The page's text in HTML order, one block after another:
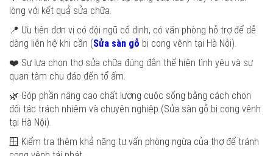
lòng với kết quả sửa chữa.
📍 Ưu tiên đơn vị có đội ngũ cố định, có văn phòng hỗ trợ để dễ
dàng liên hệ khi cần (Sửa sàn gỗ bị cong vênh tại Hà Nội).
❤️ Sự lựa chọn thợ sửa chữa đúng đắn thể hiện tình yêu và sự
quan tâm chu đáo đến tổ ấm.
🌿 Góp phần nâng cao chất lượng cuộc sống bằng cách chọn
đối tác trách nhiệm và chuyên nghiệp (Sửa sàn gỗ bị cong vênh
tại Hà Nội).
🪟 Kiểm tra thêm khả năng tư vấn phòng ngừa của thợ để tránh